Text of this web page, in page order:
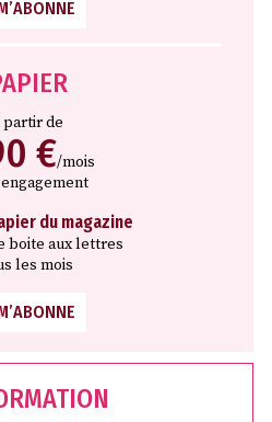
partir de
€/mois
du magazine
boite aux lettres
les mois